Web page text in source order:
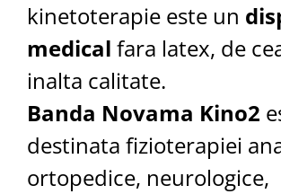
kinetoterapie este un
medical fara latex, de
inalta calitate.
Banda Novama Kino2
destinata fizioterapiei
ortopedice, neurologice,